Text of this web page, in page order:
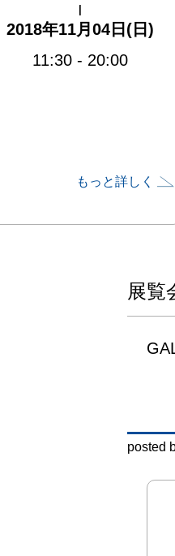
2018年11月04日(日)
11:30- 20:00
もっと詳しく
展覧
posted